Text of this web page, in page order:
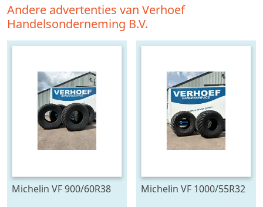
Andere advertenties van Verhoef
Handelsonderneming B.V.
Michelin VF 900/60R38
Michelin VF 1000/55R32